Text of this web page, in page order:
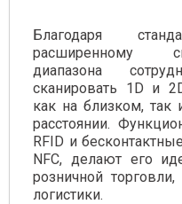
Благодаря
расширенному
диапазона
сканировать 1D и
как на близком, так
расстоянии.
RFID и
NFC, делают его
розничной торговли,
логистики.